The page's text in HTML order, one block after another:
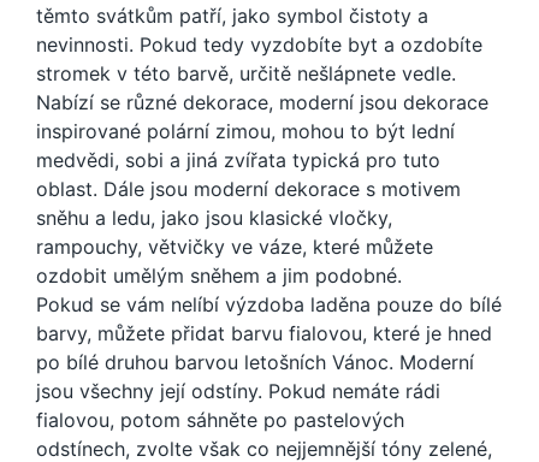
těmto svátkům patří, jako symbol čistoty a
nevinnosti. Pokud tedy vyzdobíte byt a ozdobíte
stromek v této barvě, určitě nešlápnete vedle.
Nabízí se různé dekorace, moderní jsou dekorace
inspirované polární zimou, mohou to být lední
medvědi, sobi a jiná zvířata typická pro tuto
oblast. Dále jsou moderní dekorace s motivem
sněhu a ledu, jako jsou klasické vločky,
rampouchy, větvičky ve váze, které můžete
ozdobit umělým sněhem a jim podobné.
Pokud se vám nelíbí výzdoba laděna pouze do bílé
barvy, můžete přidat barvu fialovou, které je hned
po bílé druhou barvou letošních Vánoc. Moderní
jsou všechny její odstíny. Pokud nemáte rádi
fialovou, potom sáhněte po pastelových
odstínech, zvolte však co nejjemnější tóny zelené,